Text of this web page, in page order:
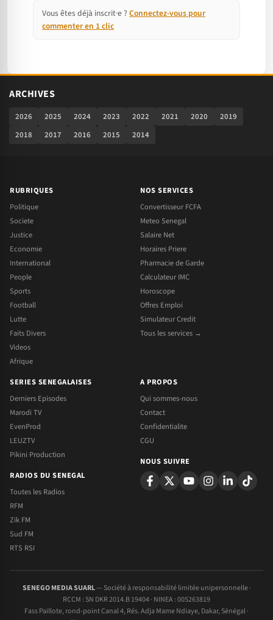
Vous êtes déjà inscrit·e ? Connectez-vous pour
commenter en 1 clic
ARCHIVES
2026 2025 2024 2023 2022 2021 2020
2019
2018
2017 2016 2015 2014
RUBRIQUES
Politique
Societe
Justice
Economie
International
People
Sports
Football
Lutte
Faits Divers
Videos
Afrique
NOS SERVICES
Convertisseur FCFA
Meteo Senegal
Salaire Net
Horaires Priere
Pharmacie de Garde
Calculateur IMC
Horoscope
Offres Emploi
Simulateur Credit
Tous les services →
SERIES SENEGALAISES
Derniers Episodes
Marodi TV
EvenProd
LEUZTV
Pikini Production
RADIOS DU SENEGAL
Toutes les Radios
RFM
Zik FM
Sud FM
RTS RSI
A PROPOS
Qui sommes-nous
Contact
Confidentialite
CGU
NOUS SUIVRE
SENEGO MEDIA SUARL— Société à responsabilité limitée unipersonnelle ·
RCCM : SN DKR 2014.B 19404 · NINEA : 005263819
Fass Paillote, rond-point Canal 4, Rés. Adja Mame Ndiaye, Dakar, Sénégal ·